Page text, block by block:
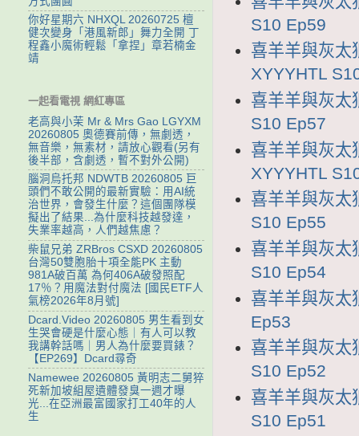
S10 Ep59
喜羊羊與灰太
XYYYHTL
喜羊羊與灰太
S10 Ep57
喜羊羊與灰太
XYYYHTL
喜羊羊與灰太
S10 Ep55
喜羊羊與灰太
S10 Ep54
喜羊羊與灰太
Ep53
喜羊羊與灰太
S10 Ep52
喜羊羊與灰太
S10 Ep51
你好星期六 NHXQL 20260725 檀
健次變身「港風新郎」舞力全開 丁
程鑫小魔術輕鬆「拿捏」章若楠金
靖
一起看電視 網紅專區
老高與小茉 Mr & Mrs Gao LGYXM
20260805 奧德賽前傳，無劇透，
無音樂，無素材，請放心觀看(另有
後半部，含劇透，暫不對外公開)
腦洞烏托邦 NDWTB 20260805 巨
頭們不敢公開的最新實驗：用AI統
治世界，會發生什麼？這個團隊模
擬出了結果...為什麼科技越發達，
失業率越高，人們越焦慮？
柴鼠兄弟 ZRBros CSXD 20260805
台灣50雙胞胎十項全能PK 主動
981A破百萬 為何406A破發照配
17％？用魔法對付魔法 [國民ETF人
氣榜2026年8月號]
Dcard.Video 20260805 男生看到女
生哭會硬是什麼心態｜有人可以教
我講幹話嗎｜男人為什麼要買錶？
【EP269】Dcard尋奇
Namewee 20260805 黃明志二舅猝
死新加坡組屋遺體發臭一週才曝
光...在亞洲最富國家打工40年的人
生